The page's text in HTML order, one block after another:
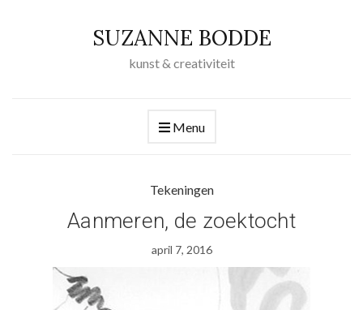
SUZANNE BODDE
kunst & creativiteit
Menu
Tekeningen
Aanmeren, de zoektocht
april 7, 2016